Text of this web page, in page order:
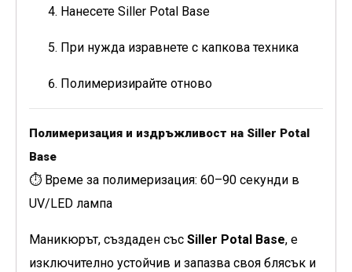
Нанесете Siller Potal Base
При нужда изравнете с капкова техника
Полимеризирайте отново
Полимеризация и издръжливост на Siller Potal
Base
⏱ Време за полимеризация: 60–90 секунди в
UV/LED лампа
Маникюрът, създаден със Siller Potal Base, е
изключително устойчив и запазва своя блясък и